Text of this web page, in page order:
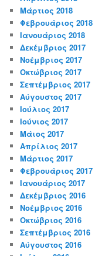
Μάρτιος 2018
Φεβρουάριος 2018
Ιανουάριος 2018
Δεκέμβριος 2017
Νοέμβριος 2017
Οκτώβριος 2017
Σεπτέμβριος 2017
Αύγουστος 2017
Ιούλιος 2017
Ιούνιος 2017
Μάιος 2017
Απρίλιος 2017
Μάρτιος 2017
Φεβρουάριος 2017
Ιανουάριος 2017
Δεκέμβριος 2016
Νοέμβριος 2016
Οκτώβριος 2016
Σεπτέμβριος 2016
Αύγουστος 2016